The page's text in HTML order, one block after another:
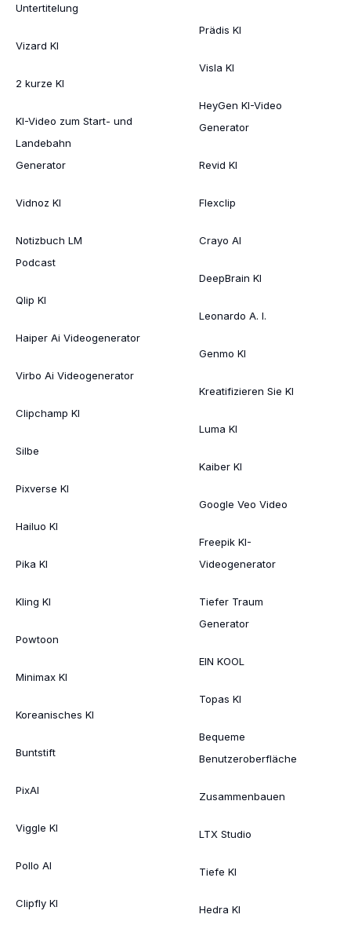
Untertitelung
Vizard KI
2 kurze KI
KI-Video zum Start- und
Landebahn
Generator
Vidnoz KI
Notizbuch LM
Podcast
Qlip KI
Haiper Ai Videogenerator
Virbo Ai Videogenerator
Clipchamp KI
Silbe
Pixverse KI
Hailuo KI
Pika KI
Kling KI
Powtoon
Minimax KI
Koreanisches KI
Buntstift
PixAI
Viggle KI
Pollo AI
Clipfly KI
Prädis KI
Visla KI
HeyGen KI-Video
Generator
Revid KI
Flexclip
Crayo AI
DeepBrain KI
Leonardo A. I.
Genmo KI
Kreatifizieren Sie KI
Luma KI
Kaiber KI
Google Veo Video
Freepik KI-
Videogenerator
Tiefer Traum
Generator
EIN KOOL
Topas KI
Bequeme
Benutzeroberfläche
Zusammenbauen
LTX Studio
Tiefe KI
Hedra KI